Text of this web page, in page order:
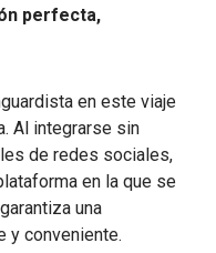
perfecta,
en este viaje
Al integrarse sin
de redes sociales,
en la que se
una
y conveniente.